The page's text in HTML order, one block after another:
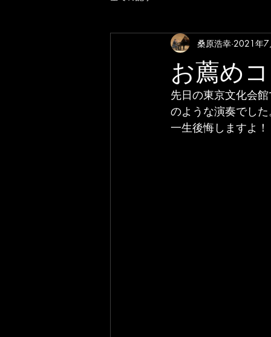
お薦め
桑原浩幸 2021年7
先日の東京文化会
のような演奏でし
一生後悔しますよ！